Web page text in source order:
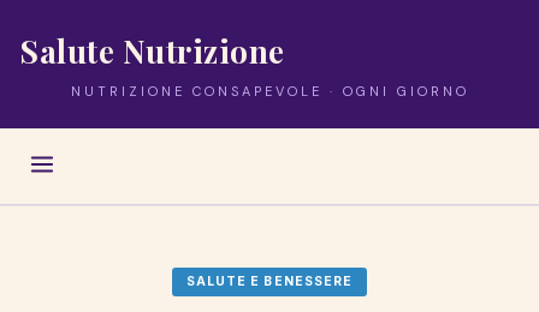
Salute Nutrizione
NUTRIZIONE CONSAPEVOLE · OGNI GIORNO
SALUTE E BENESSERE